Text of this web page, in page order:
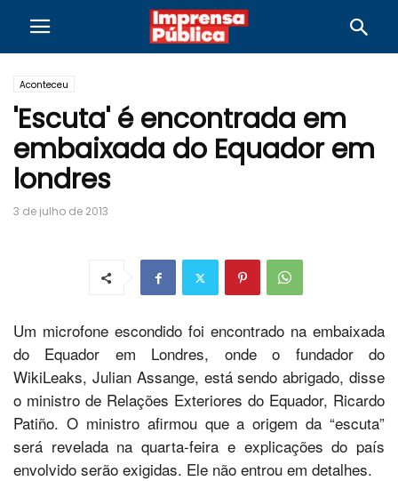
Aconteceu
'Escuta' é encontrada em
embaixada do Equador em
londres
3 de julho de 2013
Um microfone escondido foi encontrado na embaixada
do Equador em Londres, onde o fundador do
WikiLeaks, Julian Assange, está sendo abrigado, disse
o ministro de Relações Exteriores do Equador, Ricardo
Patiño. O ministro afirmou que a origem da “escuta”
será revelada na quarta-feira e explicações do país
envolvido serão exigidas. Ele não entrou em detalhes.